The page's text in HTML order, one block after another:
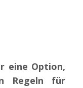
eine Option,
Regeln für